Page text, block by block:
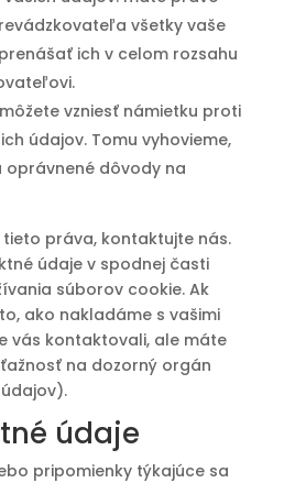
všetky vaše
ich v celom rozsahu
vzniesť námietku proti
údajov. Tomu vyhovieme,
oprávnené dôvody na
práva, kontaktujte nás.
údaje v spodnej časti
súborov cookie. Ak
ako nakladáme s vašimi
vás kontaktovali, ale máte
na dozorný orgán
údaje
pripomienky týkajúce sa